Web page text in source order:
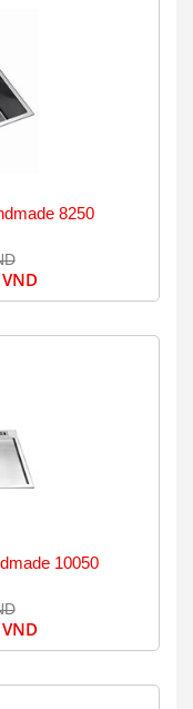
8250
10050